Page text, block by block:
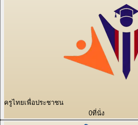
ครูไทยเพื่อประชาชน
0ที่นั่ง